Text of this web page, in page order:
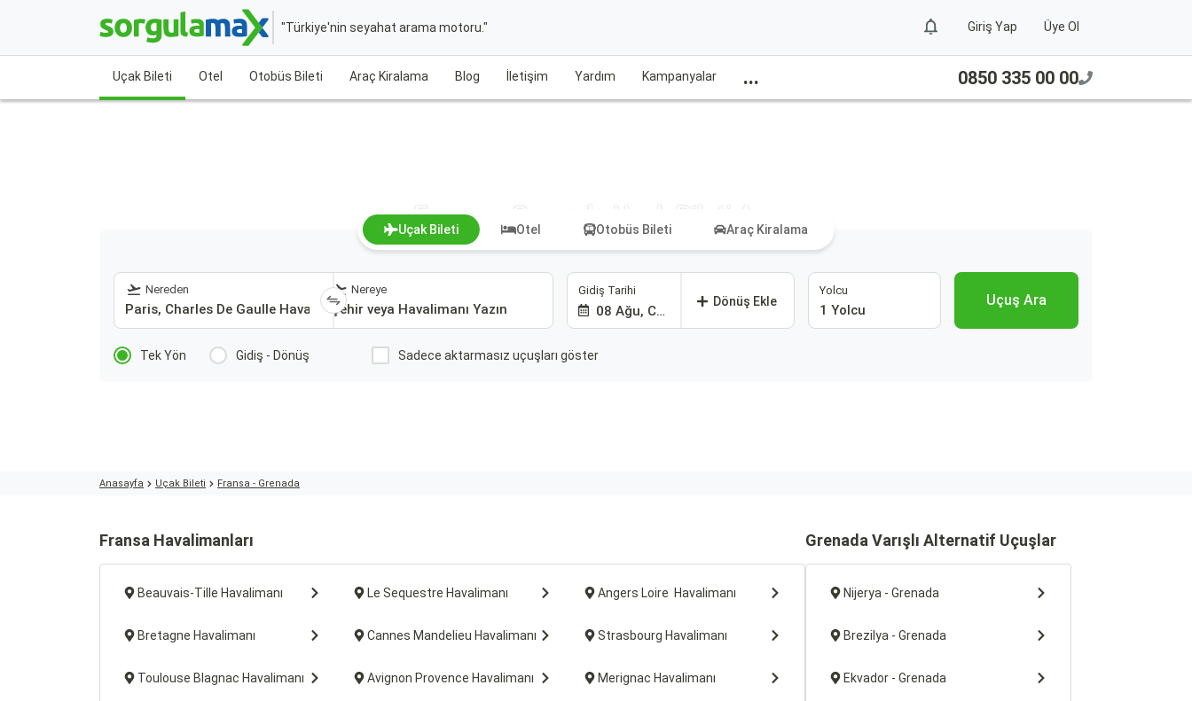
"Türkiye'nin seyahat arama motoru." Giriş Yap Üye Ol
Uçak Bileti Otel Otobüs Bileti Araç Kiralama Blog İletişim Yardım Kampanyalar ... 0850 335 00 00
Fransa - Grenada Uçak Bileti Ara
Uçak Bileti Otel Otobüs Bileti Araç Kiralama
Nereden Nereye Gidiş Tarihi
08 Ağu, Cmt
Dönüş Ekle
Yolcu
1 Yolcu
Uçuş Ara
Tek Yön Gidiş - Dönüş Sadece aktarmasız uçuşları göster
Anasayfa Uçak Bileti Fransa - Grenada
Fransa Havalimanları
Beauvais-Tille Havalimanı Le Sequestre Havalimanı Angers Loire Havalimanı
Bretagne Havalimanı Cannes Mandelieu Havalimanı Strasbourg Havalimanı
Toulouse Blagnac Havalimanı Avignon Provence Havalimanı Merignac Havalimanı
Grenada Varışlı Alternatif Uçuşlar
Nijerya - Grenada
Brezilya - Grenada
Ekvador - Grenada